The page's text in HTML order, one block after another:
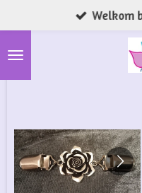
direct
naar
Welkom